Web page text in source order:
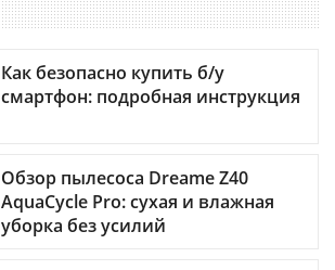
Как безопасно купить б/у
смартфон: подробная инструкция
Обзор пылесоса Dreame Z40
AquaCycle Pro: сухая и влажная
уборка без усилий